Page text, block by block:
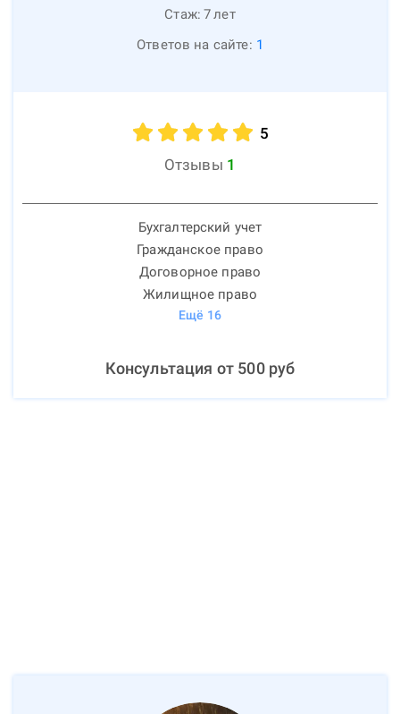
Стаж: 7лет
Ответов на сайте: 1
5
Отзывы 1
Бухгалтерский учет
Гражданское право
Договорное право
Жилищное право
Ещё 16
Консультация от 500руб